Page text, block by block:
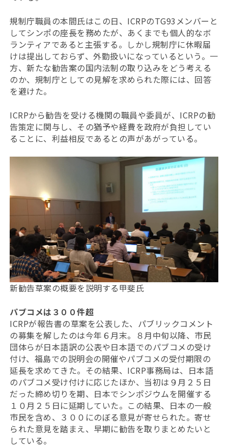
規制庁職員の本間氏はこの日、ICRPのTG93メンバーと
してシンポの座長を務めたが、あくまでも個人的なボ
ランティアであると主張する。しかし規制庁に休暇届
けは提出しておらず、外勤扱いになっているという。一
方、新たな勧告案の国内法制の取り込みをどう考える
のか、規制庁としての見解を求められた際には、回答
を避けた。
ICRPから勧告を受ける機関の職員や委員が、ICRPの勧
告策定に関与し、その猶予や経費を政府が負担してい
ることに、利益相反であるとの声があがっている。
新勧告草案の概要を説明する甲斐氏
パブコメは３００件超
ICRPが報告書の草案を公表した、パブリックコメント
の募集を解したのは今年６月末。８月中旬以降、市民
団体らが日本語訳の公表や日本語でのパブコメの受け
付け、福島での説明会の開催やパブコメの受付期限の
延長を求めてきた。その結果、ICRP事務局は、日本語
のパブコメ受け付けに応じたほか、当初は９月２５日
だった締め切りを期、日本でシンポジウムを開催する
１０月２５日に延期していた。この結果、日本の一般
市民を含め、３００にのぼる意見が寄せられた。寄せ
られた意見を踏まえ、早期に勧告を取りまとめたいと
している。